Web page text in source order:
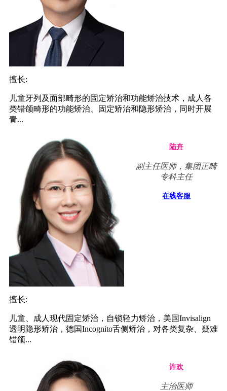
擅长:
儿童牙列及面部畸形的固定矫治和功能矫治技术，成人各
类错颌畸形的功能矫治、固定矫治和隐形矫治，同时开展
青...
陆卉
副主任医师，集团正畸
专科主任
在线客服
擅长:
儿童、成人现代固定矫治，自锁轻力矫治，美国Invisalign
透明隐形矫治，德国Incognito舌侧矫治，对各类复杂、疑难
错颌...
许欢
主治医师